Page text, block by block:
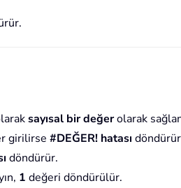
sayısal bir değerolarak
girilirse #DEĞER! hatası
döndürür.
1 değeri döndürülür.